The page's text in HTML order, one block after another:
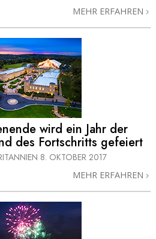
MEHR ERFAHREN
wird ein Jahr der
des Fortschritts gefeiert
8. OKTOBER 2017
MEHR ERFAHREN